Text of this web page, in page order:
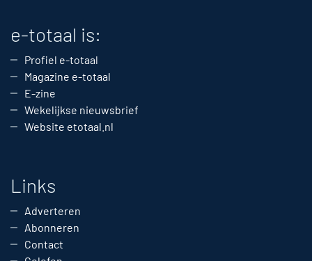
e-totaal is:
Profiel e-totaal
Magazine e-totaal
E-zine
Wekelijkse nieuwsbrief
Website etotaal.nl
Links
Adverteren
Abonneren
Contact